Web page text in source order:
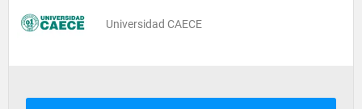
Universidad CAECE